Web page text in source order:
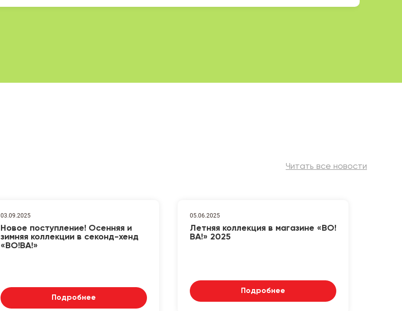
Читать все новости
03.09.2025
Новое поступление! Осенняя и
зимняя коллекции в секонд-хенд
«ВО!ВА!»
Подробнее
05.06.2025
Летняя коллекция в магазине «ВО!
ВА!» 2025
Подробнее